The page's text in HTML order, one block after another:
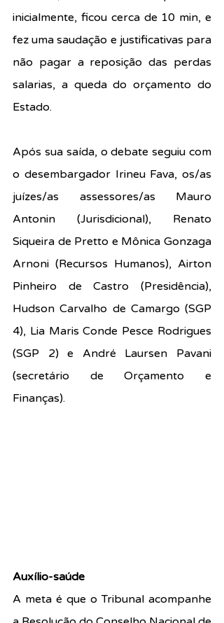
inicialmente, ficou cerca de 10 min, e
fez uma saudação e justificativas para
não pagar a reposição das perdas
salarias, a queda do orçamento do
Estado.
Após sua saída, o debate seguiu com
o desembargador Irineu Fava, os/as
juízes/as assessores/as Mauro
Antonin (Jurisdicional), Renato
Siqueira de Pretto e Mônica Gonzaga
Arnoni (Recursos Humanos), Airton
Pinheiro de Castro (Presidência),
Hudson Carvalho de Camargo (SGP
4), Lia Maris Conde Pesce Rodrigues
(SGP 2) e André Laursen Pavani
(secretário de Orçamento e
Finanças).
Auxílio-saúde
A meta é que o Tribunal acompanhe